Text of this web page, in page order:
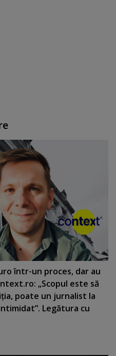
într-un proces, dar au
„Scopul este să
poate un jurnalist la
Legătura cu